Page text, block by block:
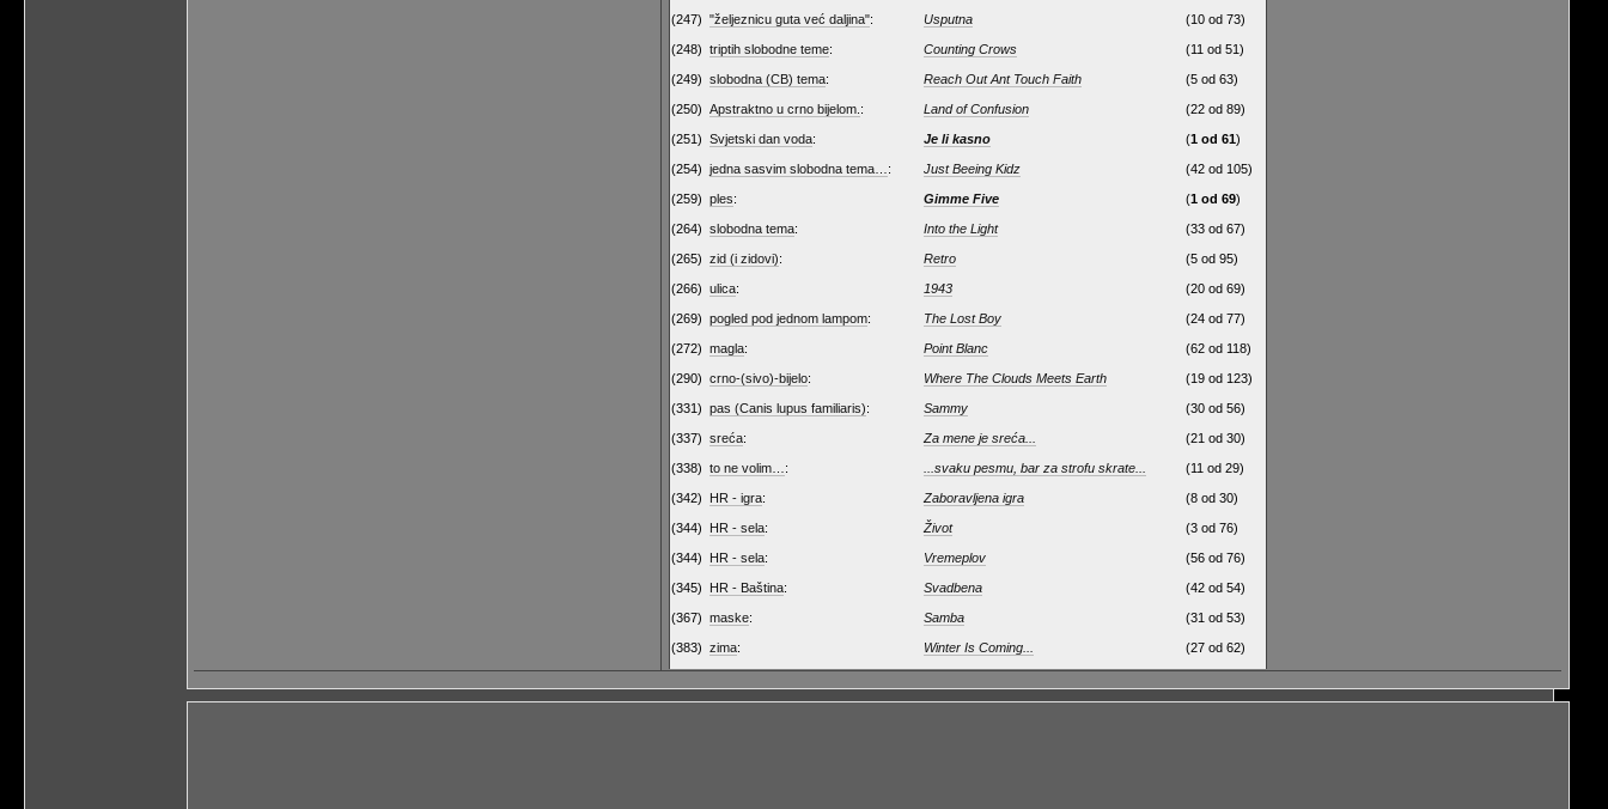
(247) "željeznicu guta već daljina": Usputna (10 od 73)
(248) triptih slobodne teme: Counting Crows (11 od 51)
(249) slobodna (CB) tema: Reach Out Ant Touch Faith (5 od 63)
(250) Apstraktno u crno bijelom. : Land of Confusion (22 od 89)
(251) Svjetski dan voda: Je li kasno (1 od 61)
(254) jedna sasvim slobodna tema… : Just Beeing Kidz (42 od 105)
(259) ples: Gimme Five (1 od 69)
(264) slobodna tema: Into the Light (33 od 67)
(265) zid (i zidovi): Retro (5 od 95)
(266) ulica: 1943 (20 od 69)
(269) pogled pod jednom lampom: The Lost Boy (24 od 77)
(272) magla: Point Blanc (62 od 118)
(290) crno-(sivo)-bijelo: Where The Clouds Meets Earth (19 od 123)
(331) pas (Canis lupus familiaris): Sammy (30 od 56)
(337) sreća: Za mene je sreća... (21 od 30)
(338) to ne volim… : ...svaku pesmu, bar za strofu skrate... (11 od 29)
(342) HR - igra: Zaboravljena igra (8 od 30)
(344) HR - sela: Život (3 od 76)
(344) HR - sela: Vremeplov (56 od 76)
(345) HR - Baština: Svadbena (42 od 54)
(367) maske: Samba (31 od 53)
(383) zima: Winter Is Coming... (27 od 62)